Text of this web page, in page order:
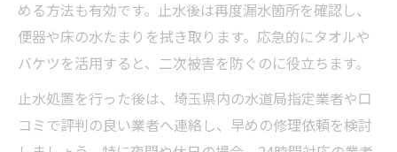
める方法も有効です。止水後は再度漏水箇所を確認し、
便器や床の水たまりを拭き取ります。応急的にタオルや
バケツを活用すると、二次被害を防ぐのに役立ちます。
止水処置を行った後は、埼玉県内の水道局指定業者や口
コミで評判の良い業者へ連絡し、早めの修理依頼を検討